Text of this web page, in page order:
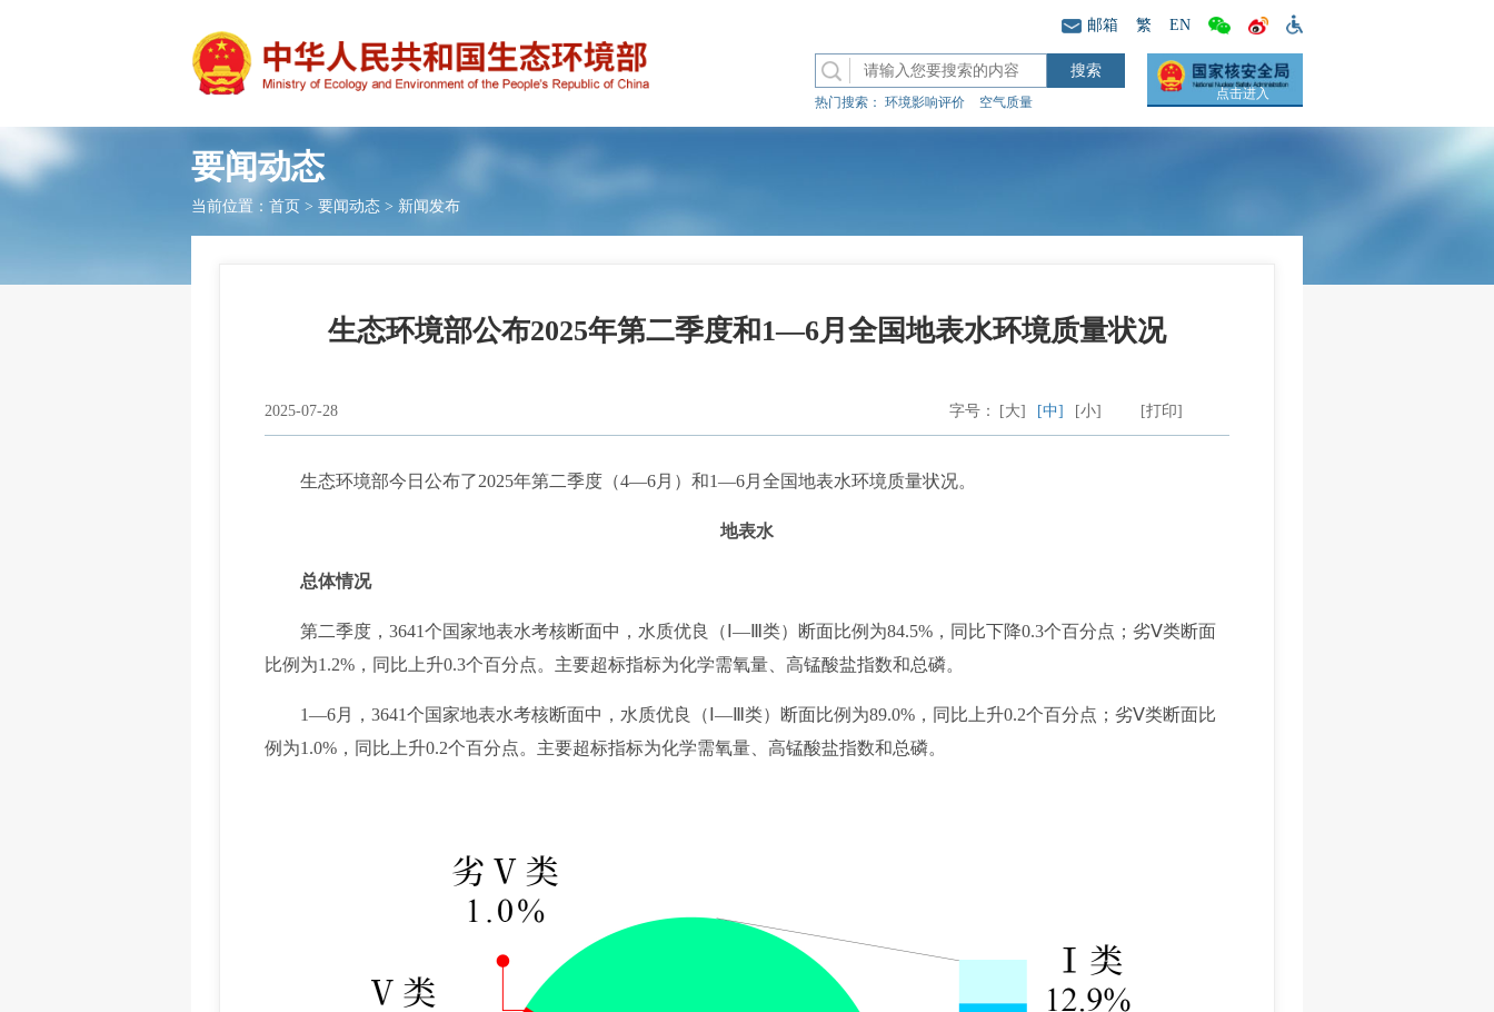
邮箱 繁 EN
热门搜索： 环境影响评价 空气质量
点击进入
要闻动态
当前位置： 首页 > 要闻动态 > 新闻发布
生态环境部公布2025年第二季度和1—6月全国地表水环境质量状况
2025-07-28 [打印]
字号： [大] [中] [小]
生态环境部今日公布了2025年第二季度（4—6月）和1—6月全国地表水环境质量状况。
地表水
总体情况
第二季度，3641个国家地表水考核断面中，水质优良（Ⅰ—Ⅲ类）断面比例为84.5%，同比下降0.3个百分点；劣Ⅴ类断面
比例为1.2%，同比上升0.3个百分点。主要超标指标为化学需氧量、高锰酸盐指数和总磷。
1—6月，3641个国家地表水考核断面中，水质优良（Ⅰ—Ⅲ类）断面比例为89.0%，同比上升0.2个百分点；劣Ⅴ类断面比
例为1.0%，同比上升0.2个百分点。主要超标指标为化学需氧量、高锰酸盐指数和总磷。